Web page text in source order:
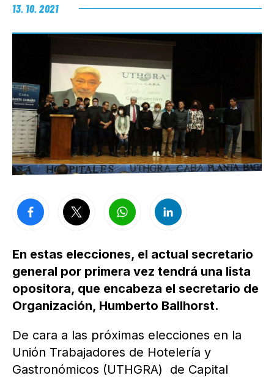
13. 10. 2021
En estas elecciones, el actual secretario
general por primera vez tendrá una lista
opositora, que encabeza el secretario de
Organización, Humberto Ballhorst.
De cara a las próximas elecciones en la
Unión Trabajadores de Hotelería y
Gastronómicos (UTHGRA) de Capital